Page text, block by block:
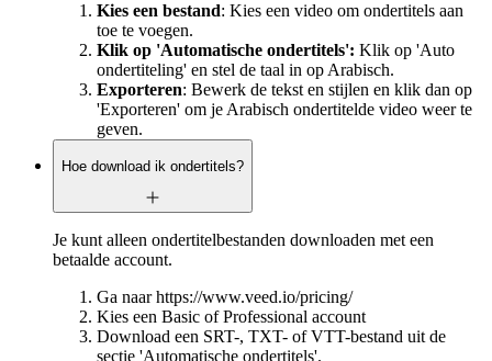
Kies een bestand: Kies een video om ondertitels aan
toe te voegen.
Klik op 'Automatische ondertitels': Klik op 'Auto
ondertiteling' en stel de taal in op Arabisch.
Exporteren: Bewerk de tekst en stijlen en klik dan op
'Exporteren' om je Arabisch ondertitelde video weer te
geven.
Hoe download ik ondertitels?
Je kunt alleen ondertitelbestanden downloaden met een
betaalde account.
Ga naar https://www.veed.io/pricing/
Kies een Basic of Professional account
Download een SRT-, TXT- of VTT-bestand uit de
sectie 'Automatische ondertitels'.